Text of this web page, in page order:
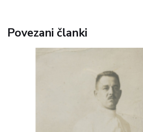
Povezani članki